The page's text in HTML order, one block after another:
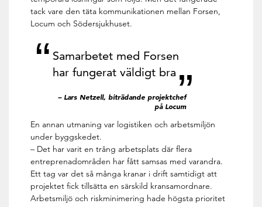
tack vare den täta kommunikationen mellan Forsen,
Locum och Södersjukhuset.
Samarbetet med Forsen
har fungerat väldigt bra
– Lars Netzell, biträdande projektchef
på Locum
En annan utmaning var logistiken och arbetsmiljön
under byggskedet.
– Det har varit en trång arbetsplats där flera
entreprenadområden har fått samsas med varandra.
Ett tag var det så många kranar i drift samtidigt att
projektet fick tillsätta en särskild kransamordnare.
Arbetsmiljö och riskminimering hade högsta prioritet